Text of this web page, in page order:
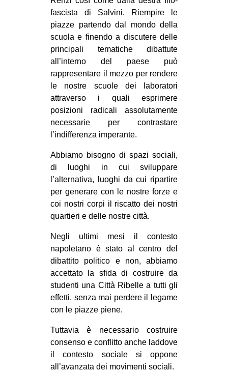
fascista di Salvini. Riempire le
piazze partendo dal mondo della
scuola e finendo a discutere delle
principali tematiche dibattute
all’interno del paese può
rappresentare il mezzo per rendere
le nostre scuole dei laboratori
attraverso i quali esprimere
posizioni radicali assolutamente
necessarie per contrastare
l’indifferenza imperante.
Abbiamo bisogno di spazi sociali,
di luoghi in cui sviluppare
l’alternativa, luoghi da cui ripartire
per generare con le nostre forze e
coi nostri corpi il riscatto dei nostri
quartieri e delle nostre città.
Negli ultimi mesi il contesto
napoletano è stato al centro del
dibattito politico e non, abbiamo
accettato la sfida di costruire da
studenti una Città Ribelle a tutti gli
effetti, senza mai perdere il legame
con le piazze piene.
Tuttavia è necessario costruire
consenso e conflitto anche laddove
il contesto sociale si oppone
all’avanzata dei movimenti sociali.